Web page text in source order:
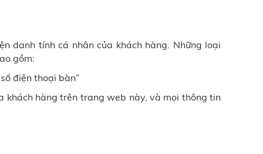
danh tính cá nhân của khách hàng. Những loại
gồm:
điện thoại bàn”
khách hàng trên trang web này, và mọi thông tin